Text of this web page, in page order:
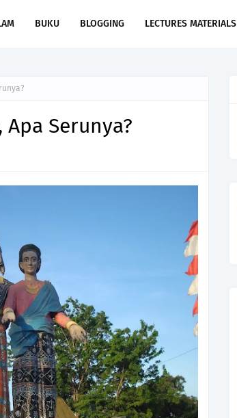
BUKU BLOGGING LECTURES MATERIALS
Serunya?